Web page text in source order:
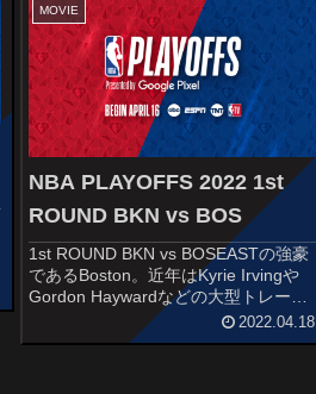
MOVIE
NBA PLAYOFFS 2022 1st
ROUND BKN vs BOS
1st ROUND BKN vs BOSEASTの強豪
であるBoston。近年はKyrie Irvingや
Gordon Haywardなどの大型トレード
に失敗しながらも生え抜きである
Jaylen Brownや Jayson Tatumを中
2022.04.18